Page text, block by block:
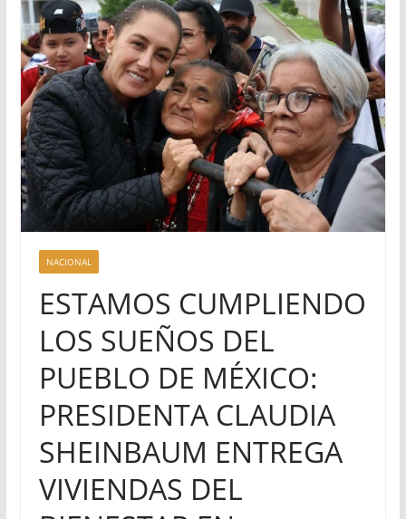
NACIONAL
ESTAMOS CUMPLIENDO
LOS SUEÑOS DEL
PUEBLO DE MÉXICO:
PRESIDENTA CLAUDIA
SHEINBAUM ENTREGA
VIVIENDAS DEL